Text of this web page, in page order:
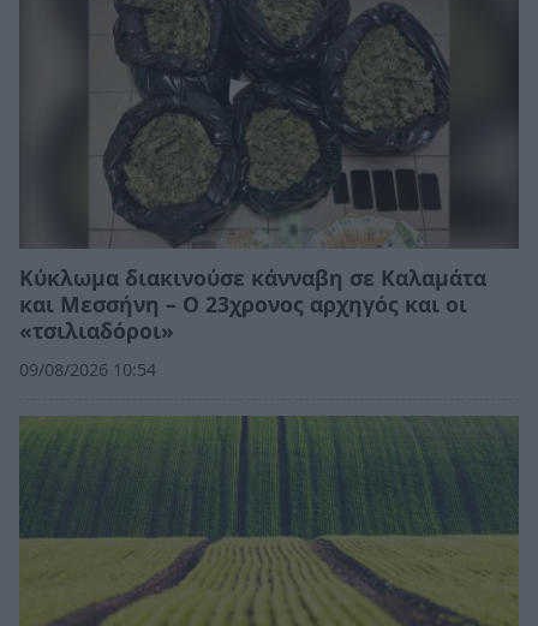
Κύκλωμα διακινούσε κάνναβη σε Καλαμάτα
και Μεσσήνη – Ο 23χρονος αρχηγός και οι
«τσιλιαδόροι»
09/08/2026 10:54